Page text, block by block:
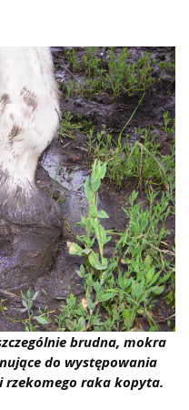
brudna, mokra
do występowania
rzekomego raka kopyta.